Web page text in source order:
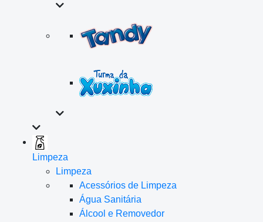
Limpeza
Limpeza
Acessórios de Limpeza
Água Sanitária
Álcool e Removedor